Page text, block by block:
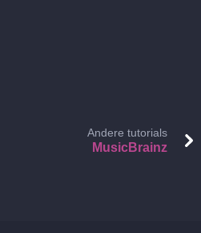
Andere tutorials
MusicBrainz